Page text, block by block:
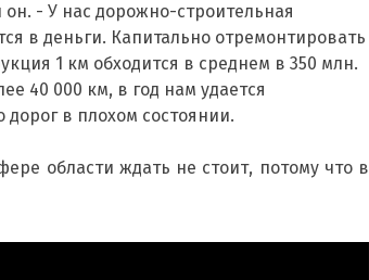
он. - У нас дорожно-строительная
в деньги. Капитально отремонтировать
1 км обходится в среднем в 350 млн.
40 000 км, в год нам удается
дорог в плохом состоянии.
области ждать не стоит, потому что в